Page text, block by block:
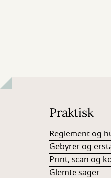
Praktisk
Reglement og
Gebyrer og
Print, scan og
Glemte sager